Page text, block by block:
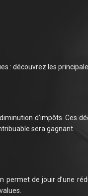
: découvrez les
d’impôts. Ces
sera gagnant.
de jouir d’une